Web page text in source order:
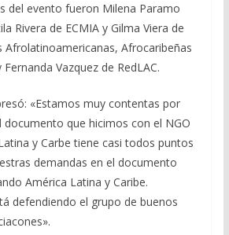
del evento fueron Milena Paramo
Rivera de ECMIA y Gilma Viera de
Afrolatinoamericanas, Afrocaribeñas
Vazquez de RedLAC.
«Estamos muy contentas por
documento que hicimos con el NGO
y Carbe tiene casi todos puntos
demandas en el documento
América Latina y Caribe.
defendiendo el grupo de buenos